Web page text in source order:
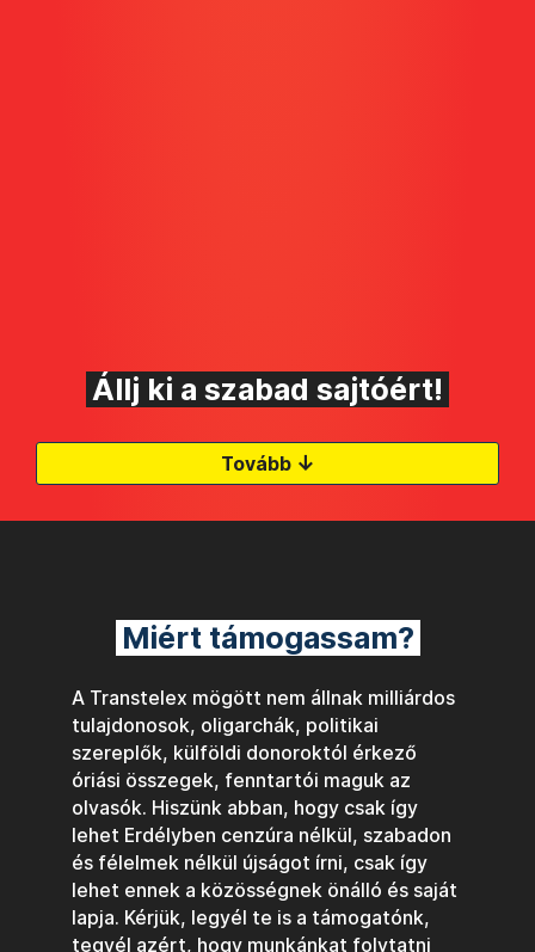
Állj ki a szabad sajtóért!
Tovább ↓
Miért támogassam?
A Transtelex mögött nem állnak milliárdos
tulajdonosok, oligarchák, politikai
szereplők, külföldi donoroktól érkező
óriási összegek, fenntartói maguk az
olvasók. Hiszünk abban, hogy csak így
lehet Erdélyben cenzúra nélkül, szabadon
és félelmek nélkül újságot írni, csak így
lehet ennek a közösségnek önálló és saját
lapja. Kérjük, legyél te is a támogatónk,
tegyél azért, hogy munkánkat folytatni